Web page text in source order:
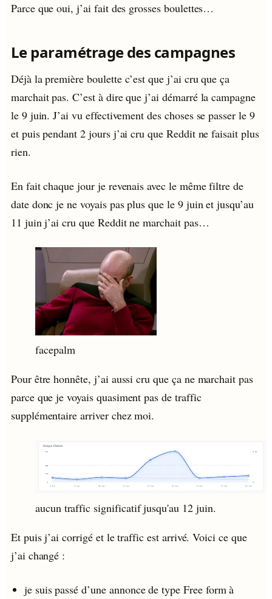
Parce que oui, j’ai fait des grosses boulettes…
Le paramétrage des campagnes
Déjà la première boulette c’est que j’ai cru que ça
marchait pas. C’est à dire que j’ai démarré la campagne
le 9 juin. J’ai vu effectivement des choses se passer le 9
et puis pendant 2 jours j’ai cru que Reddit ne faisait plus
rien.
En fait chaque jour je revenais avec le même filtre de
date donc je ne voyais pas plus que le 9 juin et jusqu’au
11 juin j’ai cru que Reddit ne marchait pas…
facepalm
Pour être honnête, j’ai aussi cru que ça ne marchait pas
parce que je voyais quasiment pas de traffic
supplémentaire arriver chez moi.
aucun traffic significatif jusqu'au 12 juin.
Et puis j’ai corrigé et le traffic est arrivé. Voici ce que
j’ai changé :
je suis passé d’une annonce de type Free form à